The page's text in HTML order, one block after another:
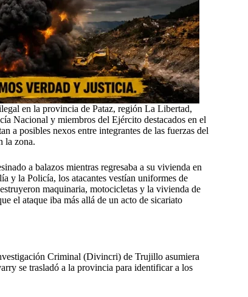
en la provincia de Pataz, región La Libertad,
Nacional y miembros del Ejército destacados en el
a posibles nexos entre integrantes de las fuerzas del
la zona.
a balazos mientras regresaba a su vivienda en
y la Policía, los atacantes vestían uniformes de
maquinaria, motocicletas y la vivienda de
el ataque iba más allá de un acto de sicariato
Criminal (Divincri) de Trujillo asumiera
se trasladó a la provincia para identificar a los